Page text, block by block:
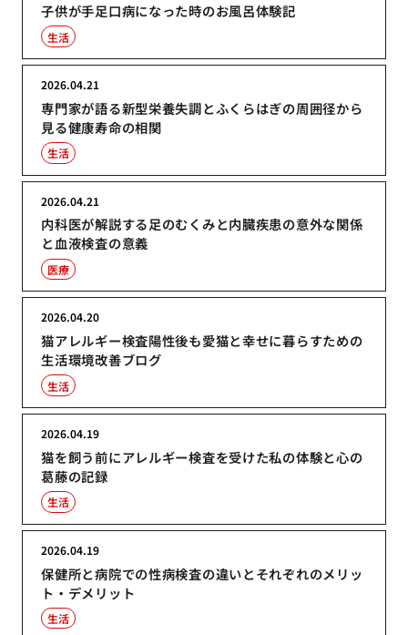
子供が手足口病になった時のお風呂体験記
生活
専門家が語る新型栄養失調とふくらはぎの周囲径から
見る健康寿命の相関
2026.04.21
生活
内科医が解説する足のむくみと内臓疾患の意外な関係
と血液検査の意義
2026.04.21
医療
猫アレルギー検査陽性後も愛猫と幸せに暮らすための
生活環境改善ブログ
2026.04.20
生活
猫を飼う前にアレルギー検査を受けた私の体験と心の
葛藤の記録
2026.04.19
生活
保健所と病院での性病検査の違いとそれぞれのメリッ
ト・デメリット
2026.04.19
生活